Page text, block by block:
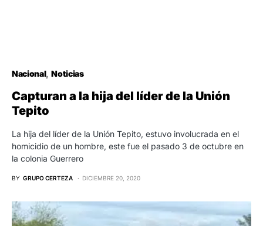
Nacional Noticias
Capturan a la hija del líder de la Unión
Tepito
La hija del líder de la Unión Tepito, estuvo involucrada en el
homicidio de un hombre, este fue el pasado 3 de octubre en
la colonia Guerrero
BY GRUPO CERTEZA DICIEMBRE 20, 2020